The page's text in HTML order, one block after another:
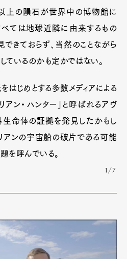
上の隕石が世界中の博物館に
べては地球近隣に由来するもの
きておらず、当然のことながら
いるのかも定かではない。
はじめとする多数メディアによる
アン・ハンター」と呼ばれるアヴ
生命体の証拠を発見したかもし
リアンの宇宙船の破片である可能
を呼んでいる。
1/7